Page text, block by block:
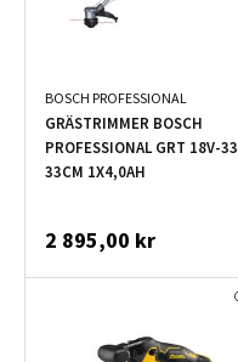
BOSCH PROFESSIONAL
GRÄSTRIMMER BOSCH
PROFESSIONAL GRT 18V-33
33CM 1X4,0AH
2 895,00 kr